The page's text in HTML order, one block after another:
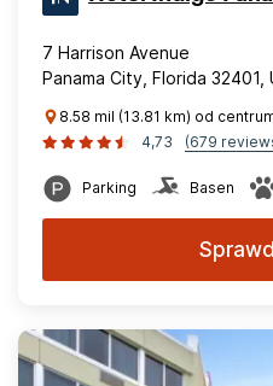
7 Harrison Avenue
Panama City, Florida
8.58 mil (13.81 km) od
4,73
(679
Parking Basen